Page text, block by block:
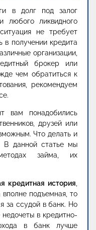
в долг под залог
любого ликвидного
не требует
в получении кредита
организации,
брокер или
чем обратиться к
рекомендуем
вам понадобились
друзей или
Что делать и
В данной статье мы
займа, их
кредитная история
подъемная, то
за ссудой в банк. Но
в кредитно-
в банк лучше